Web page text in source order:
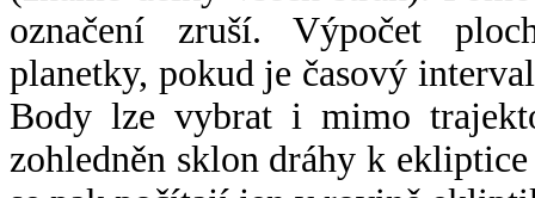
označení zruší. Výpočet
planetky, pokud je časový
Body lze vybrat i mimo
zohledněn sklon dráhy k